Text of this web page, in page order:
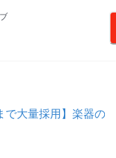
で大量採用】楽器